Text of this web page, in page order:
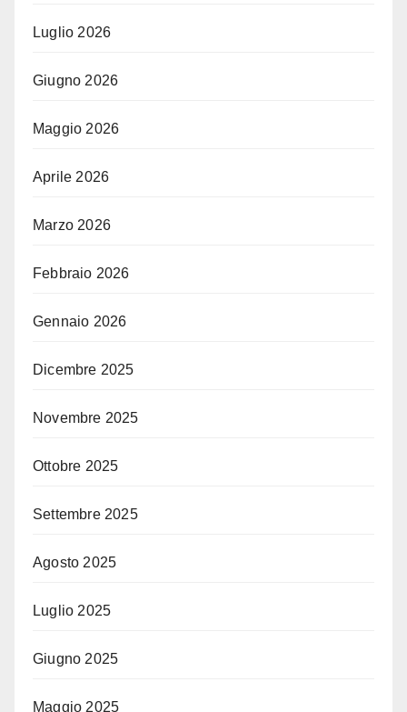
Luglio 2026
Giugno 2026
Maggio 2026
Aprile 2026
Marzo 2026
Febbraio 2026
Gennaio 2026
Dicembre 2025
Novembre 2025
Ottobre 2025
Settembre 2025
Agosto 2025
Luglio 2025
Giugno 2025
Maggio 2025